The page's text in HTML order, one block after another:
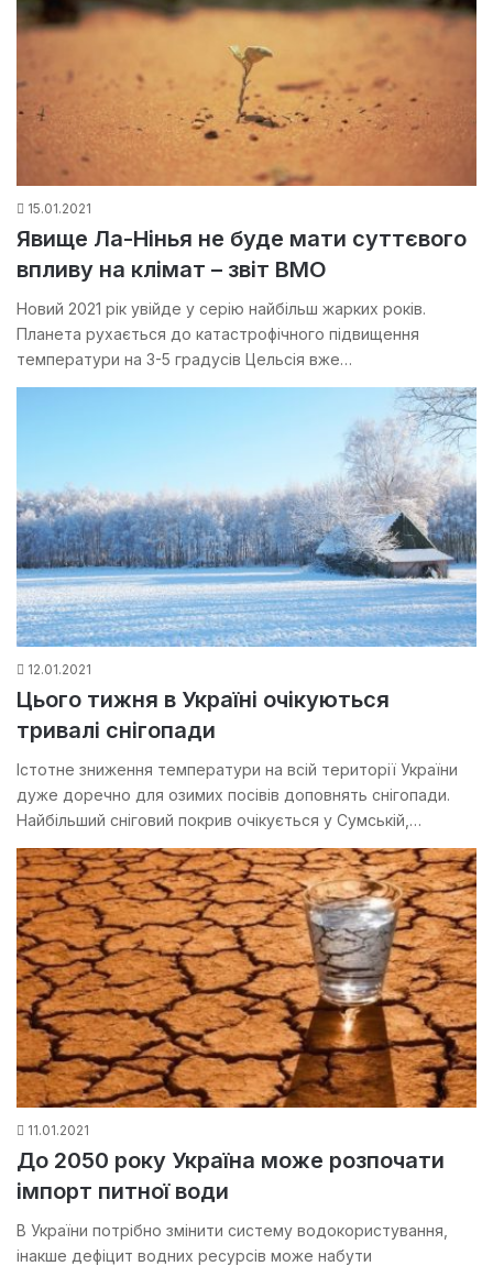
15.01.2021
Явище Ла-Нінья не буде мати суттєвого
впливу на клімат – звіт ВМО
Новий 2021 рік увійде у серію найбільш жарких років.
Планета рухається до катастрофічного підвищення
температури на 3-5 градусів Цельсія вже…
12.01.2021
Цього тижня в Україні очікуються
тривалі снігопади
Істотне зниження температури на всій території України
дуже доречно для озимих посівів доповнять снігопади.
Найбільший сніговий покрив очікується у Сумській,…
11.01.2021
До 2050 року Україна може розпочати
імпорт питної води
В України потрібно змінити систему водокористування,
інакше дефіцит водних ресурсів може набути